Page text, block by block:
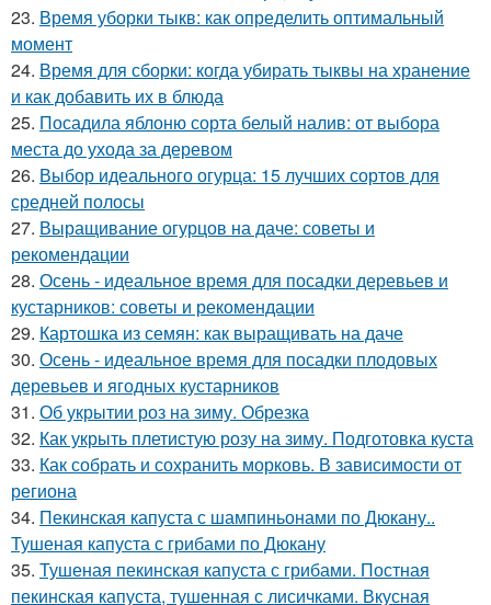
23. Время уборки тыкв: как определить оптимальный
момент
24. Время для сборки: когда убирать тыквы на хранение
и как добавить их в блюда
25. Посадила яблоню сорта белый налив: от выбора
места до ухода за деревом
26. Выбор идеального огурца: 15 лучших сортов для
средней полосы
27. Выращивание огурцов на даче: советы и
рекомендации
28. Осень - идеальное время для посадки деревьев и
кустарников: советы и рекомендации
29. Картошка из семян: как выращивать на даче
30. Осень - идеальное время для посадки плодовых
деревьев и ягодных кустарников
31. Об укрытии роз на зиму. Обрезка
32. Как укрыть плетистую розу на зиму. Подготовка куста
33. Как собрать и сохранить морковь. В зависимости от
региона
34. Пекинская капуста с шампиньонами по Дюкану..
Тушеная капуста с грибами по Дюкану
35. Тушеная пекинская капуста с грибами. Постная
пекинская капуста, тушенная с лисичками. Вкусная